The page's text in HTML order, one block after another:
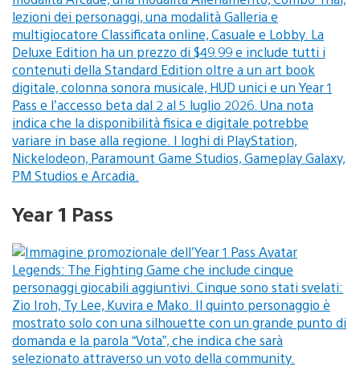
Year 1 Pass